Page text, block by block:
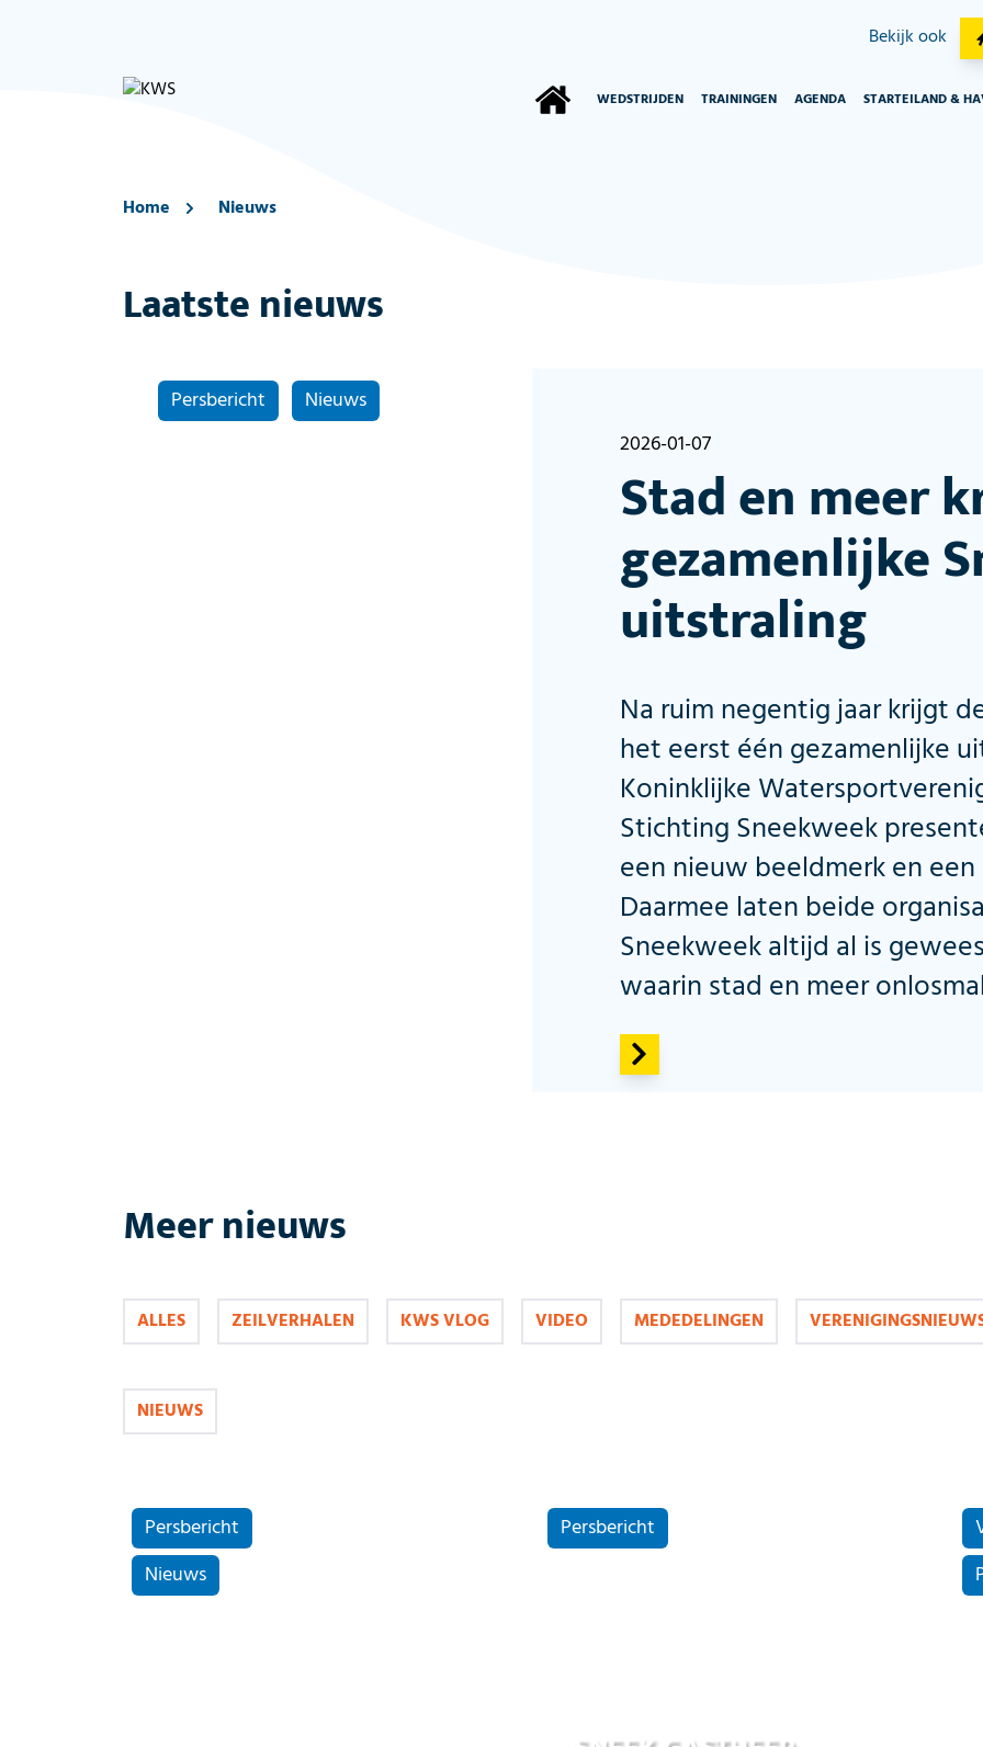
Bekijk ook
WEDSTRIJDEN TRAININGEN AGENDA STARTEILAND &
Home Nieuws
Laatste nieuws
Persbericht
Nieuws
2026-01-07
Stad en meer
gezamenlijke
uitstraling
Na ruim negentig jaar krijgt
het eerst één gezamenlijke
Koninklijke
Stichting Sneekweek
een nieuw beeldmerk en
Daarmee laten beide
Sneekweek altijd al is
waarin stad en meer
Meer nieuws
ALLES ZEILVERHALEN KWS VLOG VIDEO MEDEDELINGEN
NIEUWS
Persbericht
Nieuws
Persbericht